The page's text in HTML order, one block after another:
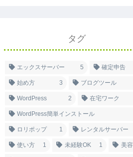
タグ
エックスサーバー 5 確定申告
始め方 3 ブログツール
WordPress 2 在宅ワーク
WordPress簡単インストール
ロリポップ 1 レンタルサーバー
使い方 1 未経験OK 1 美容